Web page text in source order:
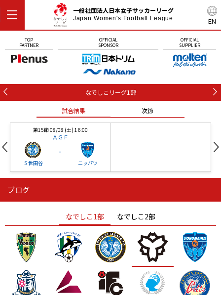
EN
一般社団法人日本女子サッカーリーグ
Japan Women's Football League
TOP
PARTNER
OFFICIAL
SPONSOR
OFFICIAL
SUPPLIER
なでしこリーグ1部
試合結果 次節
第15節 08/08 (土) 16:00
ＡＧＦ
Ｓ世田谷
-
ニッパツ
ニッパツ
ニッパツ 名古屋
石人の星
静岡 愛媛Ｌ
ブログ
なでしこ1部 なでしこ2部